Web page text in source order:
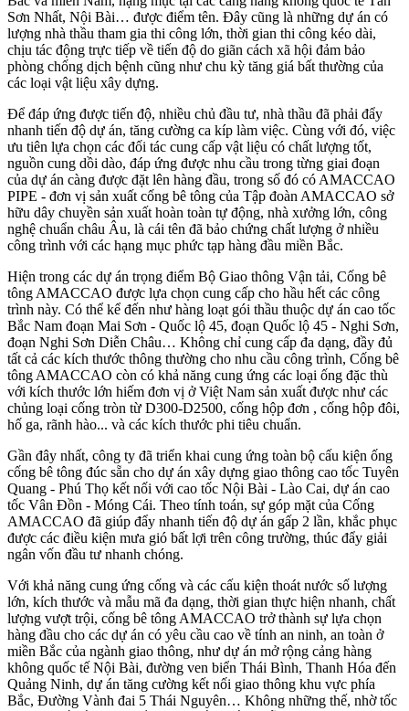
Sơn Nhất, Nội Bài… được điểm tên. Đây cũng là những dự án có
lượng nhà thầu tham gia thi công lớn, thời gian thi công kéo dài,
chịu tác động trực tiếp về tiến độ do giãn cách xã hội đảm bảo
phòng chống dịch bệnh cũng như chu kỳ tăng giá bất thường của
các loại vật liệu xây dựng.
Để đáp ứng được tiến độ, nhiều chủ đầu tư, nhà thầu đã phải đẩy
nhanh tiến độ dự án, tăng cường ca kíp làm việc. Cùng với đó, việc
ưu tiên lựa chọn các đối tác cung cấp vật liệu có chất lượng tốt,
nguồn cung dồi dào, đáp ứng được nhu cầu trong từng giai đoạn
của dự án càng được đặt lên hàng đầu, trong số đó có AMACCAO
PIPE - đơn vị sản xuất cống bê tông của Tập đoàn AMACCAO sở
hữu dây chuyền sản xuất hoàn toàn tự động, nhà xưởng lớn, công
nghệ chuẩn châu Âu, là cái tên đã bảo chứng chất lượng ở nhiều
công trình với các hạng mục phức tạp hàng đầu miền Bắc.
Hiện trong các dự án trọng điểm Bộ Giao thông Vận tải, Cống bê
tông AMACCAO được lựa chọn cung cấp cho hầu hết các công
trình này. Có thể kể đến như hàng loạt gói thầu thuộc dự án cao tốc
Bắc Nam đoạn Mai Sơn - Quốc lộ 45, đoạn Quốc lộ 45 - Nghi Sơn,
đoạn Nghi Sơn Diễn Châu… Không chỉ cung cấp đa dạng, đầy đủ
tất cả các kích thước thông thường cho nhu cầu công trình, Cống bê
tông AMACCAO còn có khả năng cung ứng các loại ống đặc thù
với kích thước lớn hiếm đơn vị ở Việt Nam sản xuất được như các
chủng loại cống tròn từ D300-D2500, cống hộp đơn , cống hộp đôi,
hố ga, rãnh hào... và các kích thước phi tiêu chuẩn.
Gần đây nhất, công ty đã triển khai cung ứng toàn bộ cấu kiện ống
cống bê tông đúc sẵn cho dự án xây dựng giao thông cao tốc Tuyên
Quang - Phú Thọ kết nối với cao tốc Nội Bài - Lào Cai, dự án cao
tốc Vân Đồn - Móng Cái. Theo tính toán, sự góp mặt của Cống
AMACCAO đã giúp đẩy nhanh tiến độ dự án gấp 2 lần, khắc phục
được các điều kiện mưa gió bất lợi trên công trường, thúc đẩy giải
ngân vốn đầu tư nhanh chóng.
Với khả năng cung ứng cống và các cấu kiện thoát nước số lượng
lớn, kích thước và mẫu mã đa dạng, thời gian thực hiện nhanh, chất
lượng vượt trội, cống bê tông AMACCAO trở thành sự lựa chọn
hàng đầu cho các dự án có yêu cầu cao về tính an ninh, an toàn ở
miền Bắc của ngành giao thông, như dự án mở rộng cảng hàng
không quốc tế Nội Bài, đường ven biển Thái Bình, Thanh Hóa đến
Quảng Ninh, dự án tăng cường kết nối giao thông khu vực phía
Bắc, Đường Vành đai 5 Thái Nguyên… Không những thế, nhờ tốc